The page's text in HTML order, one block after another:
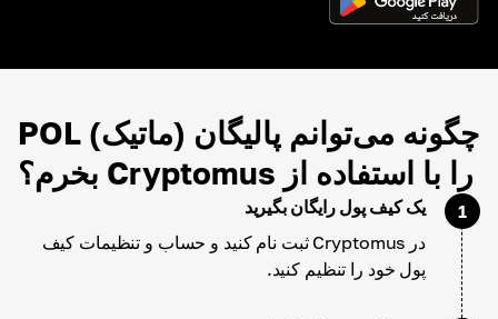
چگونه می‌توانم پالیگان (ماتیک) POL
را با استفاده از Cryptomus بخرم؟
1
یک کیف پول رایگان بگیرید
در Cryptomus ثبت نام کنید و حساب و تنظیمات کیف
پول خود را تنظیم کنید.